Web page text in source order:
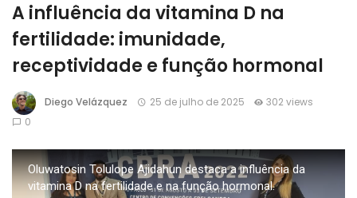
A influência da vitamina D na
fertilidade: imunidade,
receptividade e função hormonal
Diego Velázquez 25 de julho de 2025
302 views
0
Oluwatosin Tolulope Ajidahun destaca a influência da
vitamina D na fertilidade e na função hormonal.